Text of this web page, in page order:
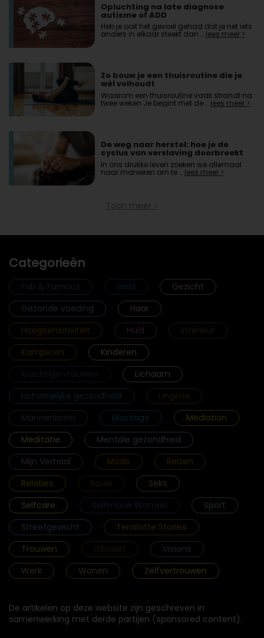
Opluchting na late diagnose
autisme of ADD
Heb je ooit het gevoel gehad dat je net iets
anders in elkaar steekt dan … lees meer >
Zo bouw je een thuisroutine die je
wél volhoudt
Waarom een thuisroutine vaak strandt na
twee weken Je begint met de … lees meer >
De weg naar herstel: hoe je de
cyclus van verslaving doorbreekt
In ons drukke leven zoeken we allemaal
naar manieren om te … lees meer >
Toon meer >
Categorieën
Fab & Famouz Geld
Gezicht
Gezonde voeding
Haar
Hoogsensitiviteit
Huid
Interieur
Kamperen
Kinderen
Lichaam
Lichamelijke gezondheid
Lingerie
Mannenbrein
Massage
Mediation
Meditatie
Mentale gezondheid
Mijn Verhaal
Mode
Reizen
Relaties
Rouw
Seks
Selfcare
Selfmade Woman
Sport
Streefgewicht
Tenslotte Stories
Trouwen
Uitvaart
Visions
Werk
Wonen Zelfvertrouwen
De artikelen op deze website zijn geschreven in
samenwerking met derde partijen (sponsored content).